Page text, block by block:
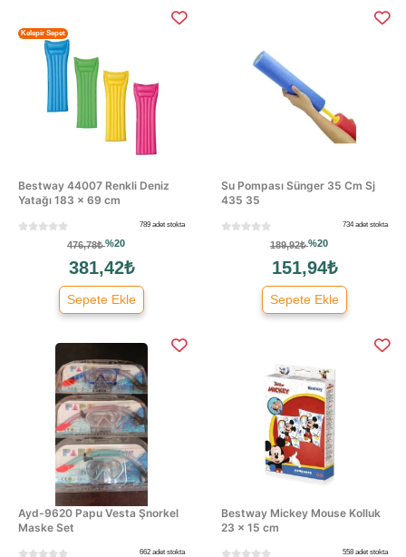
Bestway 44007 Renkli Deniz
Yatağı 183 × 69 cm
Kelepir Sepet
789 adet stokta
476,78₺%20
381,42₺
Sepete Ekle
Su Pompası Sünger 35 Cm Sj
435 35
734 adet stokta
189,92₺%20
151,94₺
Sepete Ekle
Ayd-9620 Papu Vesta Şnorkel
Maske Set
662 adet stokta
Bestway Mickey Mouse Kolluk
23 × 15 cm
558 adet stokta